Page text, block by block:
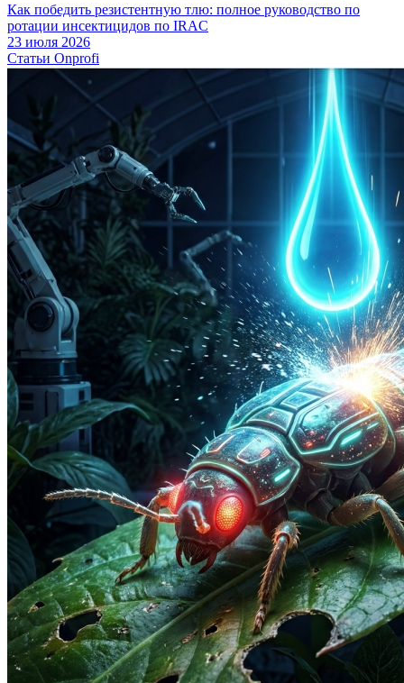
Как победить резистентную тлю: полное руководство по
ротации инсектицидов по IRAC
23 июля 2026
Статьи Onprofi